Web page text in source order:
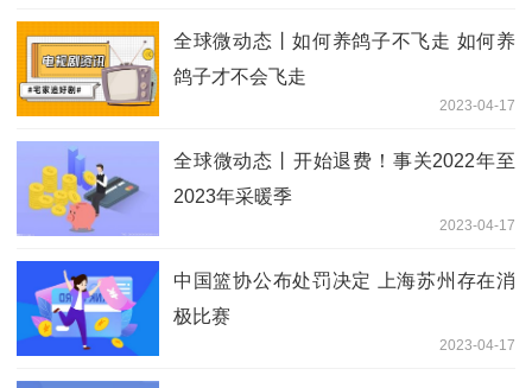
全球微动态丨如何养鸽子不飞走 如何养
鸽子才不会飞走
2023-04-17
全球微动态丨开始退费！事关2022年至
2023年采暖季
2023-04-17
中国篮协公布处罚决定 上海苏州存在消
极比赛
2023-04-17